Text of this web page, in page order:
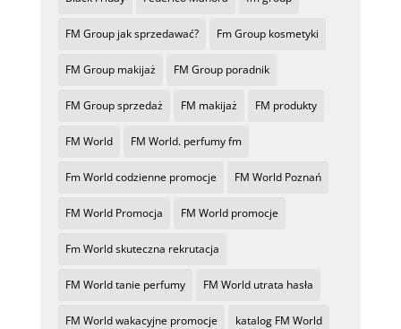
FM Group jak sprzedawać? Fm Group kosmetyki
FM Group makijaż FM Group poradnik
FM Group sprzedaż FM makijaż FM produkty
FM World FM World. perfumy fm
Fm World codzienne promocje FM World Poznań
FM World Promocja FM World promocje
Fm World skuteczna rekrutacja
FM World tanie perfumy FM World utrata hasła
FM World wakacyjne promocje katalog FM World